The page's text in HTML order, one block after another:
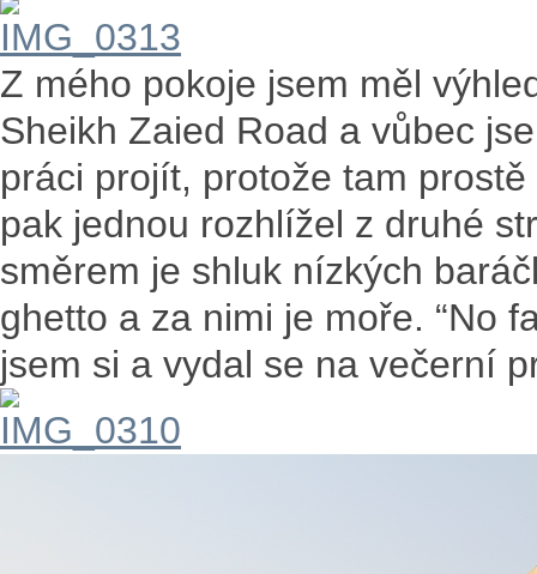
Z mého pokoje jsem měl
Sheikh Zaied Road a vůbec
práci projít, protože tam
pak jednou rozhlížel z druhé
směrem je shluk nízkých
ghetto a za nimi je moře. “No
jsem si a vydal se na večerní